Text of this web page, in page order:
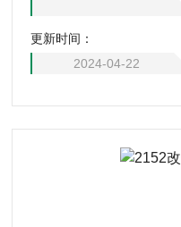
2A国标型改进罗氏泡沫仪
62-94国家标准所规定的技
活性剂测定仪
更新时间：
2024-04-22